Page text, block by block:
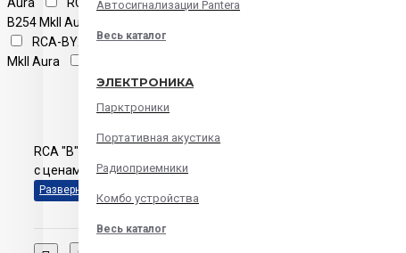
Автосигнализации Pantera
Весь каталог
ЭЛЕКТРОНИКА
Парктроники
Портативная акустика
Радиоприемники
Комбо устройства
Весь каталог
B254 MkII Aura
RCA-BY2 SE Aura
RCA-BY11
MkII Aura
RCA "B"-series PRO по самым выгодным ценам в интернет
с ценами, отзывами, фотографиями и подробными